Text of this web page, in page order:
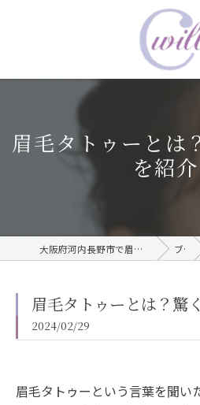
眉毛タトゥーとは
を紹介
大阪府河内長野市で眉毛タトゥーならwill care サロン ブログ
眉毛タトゥーとは？驚
2024/02/29
眉毛タトゥーという言葉を聞い